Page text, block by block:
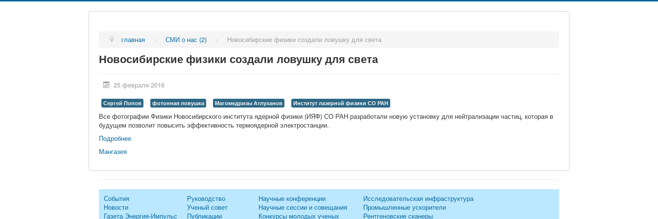
главная > СМИ о нас (2) > Новосибирские физики создали ловушку для света
Новосибирские физики создали ловушку для света
25 февраля 2016
Сергей Попов фотонная ловушка Магомедризы Атлуханов Институт лазерной физики СО РАН
Все фотографии Физики Новосибирского института ядерной физики (ИЯФ) СО РАН разработали новую установку для нейтрализации частиц, которая в
будущем позволит повысить эффективность термоядерной электростанции.
Подробнее
Мангазея
События
Новости
Газета Энергия-Импульс
Руководство
Ученый совет
Публикации
Научные конференции
Научные сессии и совещания
Конкурсы молодых ученых
Исследовательская инфраструктура
Промышленные ускорители
Рентгеновские сканеры